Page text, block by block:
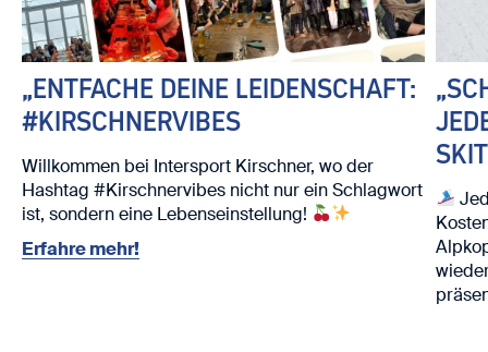
„ENTFACHE DEINE LEIDENSCHAFT:
#KIRSCHNERVIBES
Willkommen bei Intersport Kirschner, wo der
Hashtag #Kirschnervibes nicht nur ein Schlagwort
ist, sondern eine Lebenseinstellung!
Erfahre mehr!